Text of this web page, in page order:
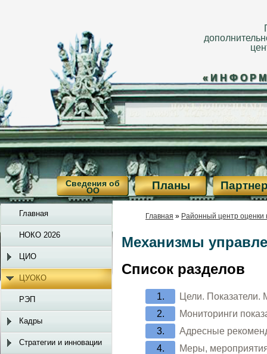
Сведения об
ОО Планы
Главная » Районный центр оценки
Механизмы
Список разделов
Цели. Показатели.
Мониторинги
Адресные
Меры,
Главная
НОКО 2026
ЦИО
ЦУОКО
РЭП
Кадры
Стратегии и инновации